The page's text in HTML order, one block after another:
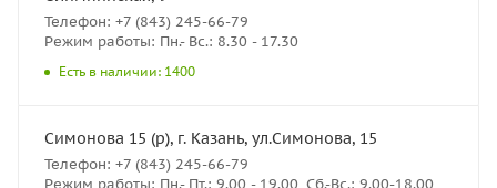
Телефон: +7 (843) 245-66-79
Режим работы: Пн.- Вс.: 8.30 - 17.30
Есть в наличии: 1400
Симонова 15 (р), г. Казань, ул.Симонова, 15
Телефон: +7 (843) 245-66-79
Режим работы: Пн.- Пт.: 9.00 - 19.00, Сб.-Вс.: 9.00-18.00